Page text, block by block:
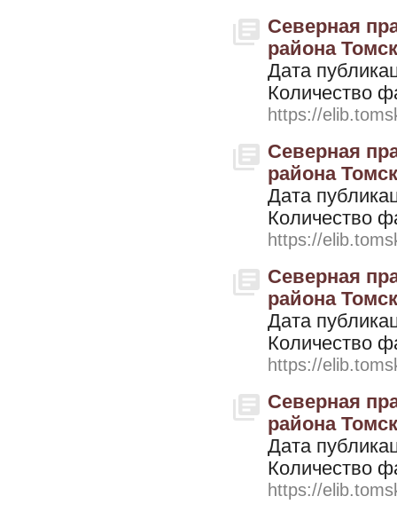
Северная
района
Дата
Количество
https://
Северная
района
Дата
Количество
https://
Северная
района
Дата
Количество
https://
Северная
района
Дата
Количество
https://